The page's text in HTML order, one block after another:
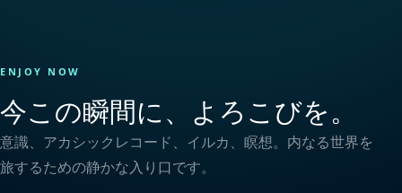
ENJOY NOW
今この瞬間に、よろこびを。
意識、アカシックレコード、イルカ、瞑想。内なる世界を
旅するための静かな入り口です。